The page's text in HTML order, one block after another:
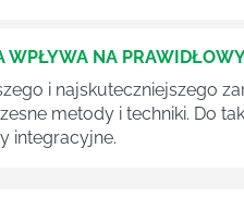
WPŁYWA NA
i najskuteczniejszego
metody i techniki. Do
integracyjne.